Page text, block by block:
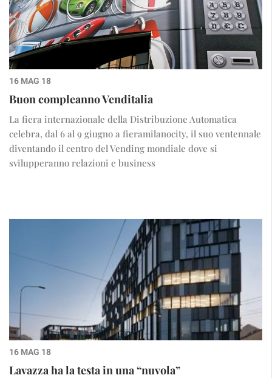
16 MAG 18
Buon compleanno Venditalia
La fiera internazionale della Distribuzione Automatica
celebra, dal 6 al 9 giugno a fieramilanocity, il suo ventennale
diventando il centro del Vending mondiale dove si
svilupperanno relazioni e business
16 MAG 18
Lavazza ha la testa in una “nuvola”